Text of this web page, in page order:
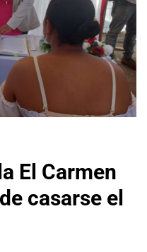
El Carmen
casarse el